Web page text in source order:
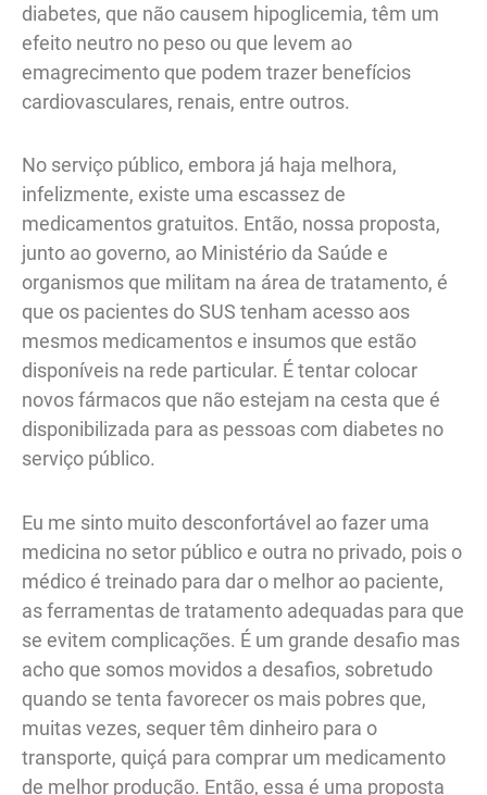
diabetes, que não causem hipoglicemia, têm um
efeito neutro no peso ou que levem ao
emagrecimento que podem trazer benefícios
cardiovasculares, renais, entre outros.
No serviço público, embora já haja melhora,
infelizmente, existe uma escassez de
medicamentos gratuitos. Então, nossa proposta,
junto ao governo, ao Ministério da Saúde e
organismos que militam na área de tratamento, é
que os pacientes do SUS tenham acesso aos
mesmos medicamentos e insumos que estão
disponíveis na rede particular. É tentar colocar
novos fármacos que não estejam na cesta que é
disponibilizada para as pessoas com diabetes no
serviço público.
Eu me sinto muito desconfortável ao fazer uma
medicina no setor público e outra no privado, pois o
médico é treinado para dar o melhor ao paciente,
as ferramentas de tratamento adequadas para que
se evitem complicações. É um grande desafio mas
acho que somos movidos a desafios, sobretudo
quando se tenta favorecer os mais pobres que,
muitas vezes, sequer têm dinheiro para o
transporte, quiçá para comprar um medicamento
de melhor produção. Então, essa é uma proposta